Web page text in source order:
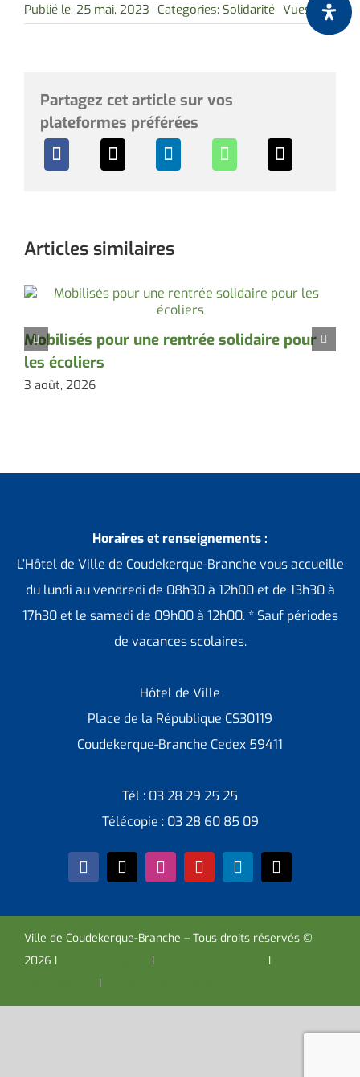
Publié le: 25 mai, 2023 Categories: Solidarité Vues: 891
Partagez cet article sur vos
plateformes préférées
Articles similaires
Mobilisés pour une rentrée solidaire pour
les écoliers
3 août, 2026
Horaires et renseignements :
L’Hôtel de Ville de Coudekerque-Branche vous accueille
du lundi au vendredi de 08h30 à 12h00 et de 13h30 à
17h30 et le samedi de 09h00 à 12h00. * Sauf périodes
de vacances scolaires.
Hôtel de Ville
Place de la République CS30119
Coudekerque-Branche Cedex 59411
Tél : 03 28 29 25 25
Télécopie : 03 28 60 85 09
Ville de Coudekerque-Branche – Tous droits réservés ©
2026 I
I I
I